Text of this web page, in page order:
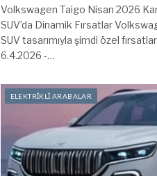
Volkswagen Taigo Nisan 2026
SUV’da Dinamik Fırsatlar
SUV tasarımıyla şimdi özel
6.4.2026 -…
ELEKTRİKLİ ARABALAR